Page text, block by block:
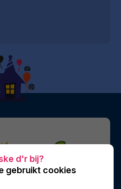
gebruikt cookies